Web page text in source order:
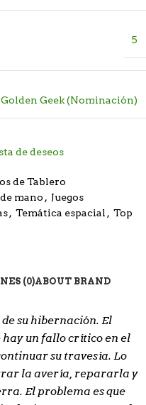
5
Golden Geek (Nominación)
de deseos
de Tablero
mano , Juegos
, Temática espacial , Top
(0)ABOUT BRAND
su hibernación. El
hay un fallo crítico en el
su travesía. Lo
la avería, repararla y
El problema es que